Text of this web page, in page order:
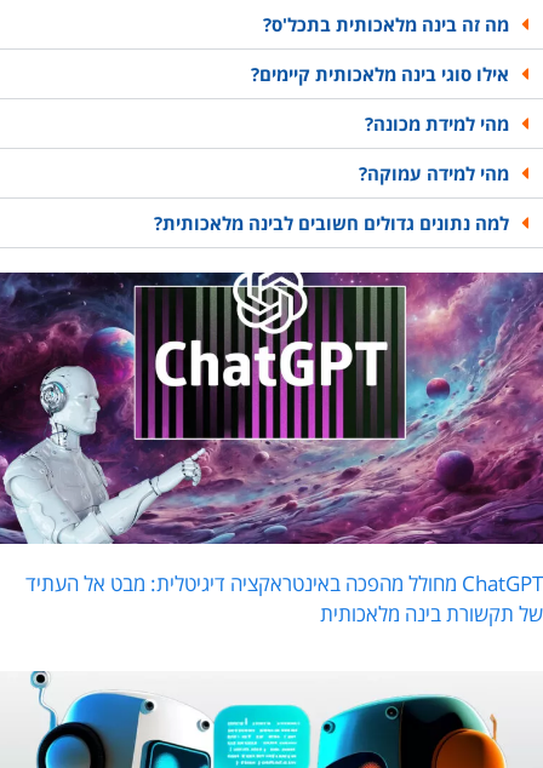
מה זה בינה מלאכותית בתכל'ס?
אילו סוגי בינה מלאכותית קיימים?
מהי למידת מכונה?
מהי למידה עמוקה?
למה נתונים גדולים חשובים לבינה מלאכותית?
ChatGPT מחולל מהפכה באינטראקציה דיגיטלית: מבט אל העתיד
תקשורת בינה מלאכותית